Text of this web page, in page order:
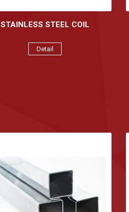
STAINLESS STEEL COIL
Detail